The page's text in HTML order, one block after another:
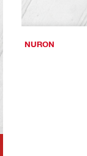
NURON